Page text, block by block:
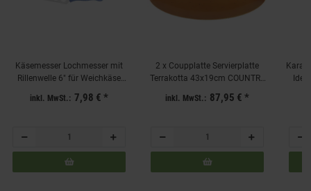
Käsemesser Lochmesser mit
Rillenwelle 6" für Weichkäse
inkl. MwSt.: 7,98 € *
2 x Coupplatte Servierplatte
Terrakotta 43x19cm COUNTRY
inkl. MwSt.: 87,95 € *